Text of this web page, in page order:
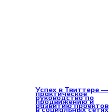
Успех в Твиттере —
практическое
руководство по
продвижению и
развитию проектов
в социальных сетях